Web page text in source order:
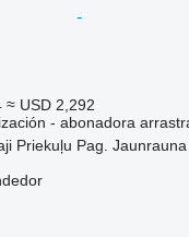
≈ USD 2,292
- abonadora
Priekuļu Pag.